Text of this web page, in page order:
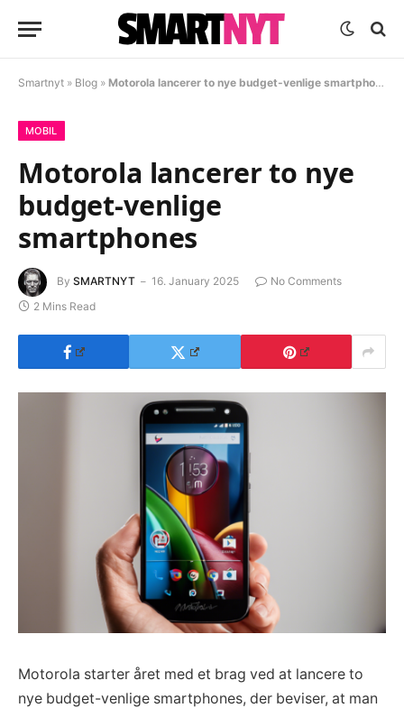
Smartnyt » Blog » Motorola lancerer to nye budget-venlige smartphones
MOBIL
Motorola lancerer to nye
budget-venlige
smartphones
By SMARTNYT 16. January 2025
No Comments
2 Mins Read
Motorola starter året med et brag ved at lancere to
nye budget-venlige smartphones, der beviser, at man